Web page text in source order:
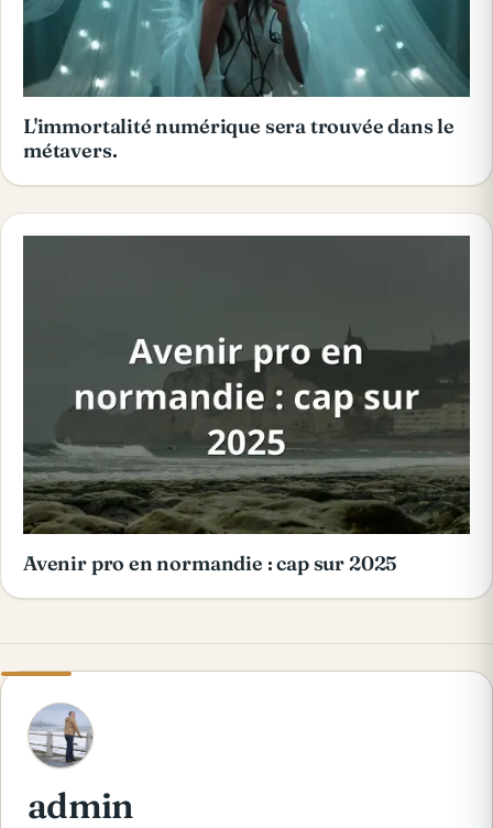
L'immortalité numérique sera trouvée dans le
métavers.
Avenir pro en normandie : cap sur 2025
A
admin